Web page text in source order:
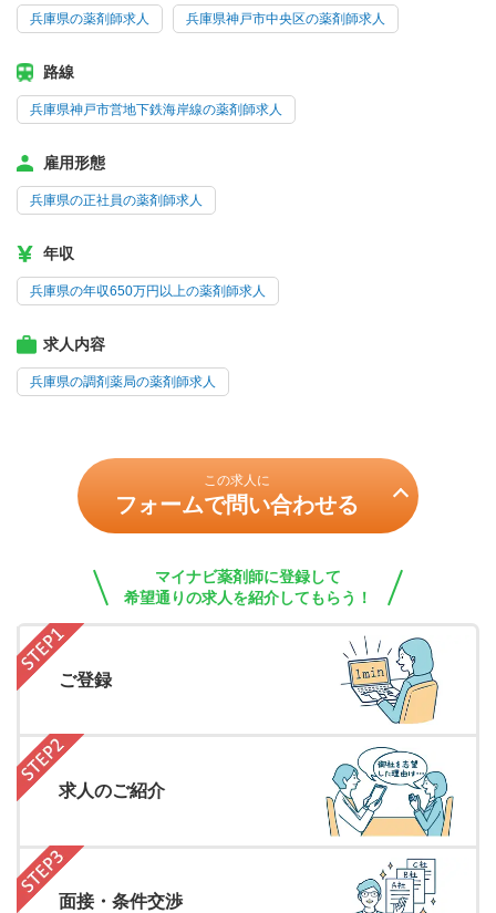
兵庫県の薬剤師求人 兵庫県神戸市中央区の薬剤師求人
路線
兵庫県神戸市営地下鉄海岸線の薬剤師求人
雇用形態
兵庫県の正社員の薬剤師求人
年収
兵庫県の年収650万円以上の薬剤師求人
求人内容
兵庫県の調剤薬局の薬剤師求人
この求人に
フォームで問い合わせる
マイナビ薬剤師に登録して
希望通りの求人を紹介してもらう！
ご登録
求人のご紹介
面接・条件交渉